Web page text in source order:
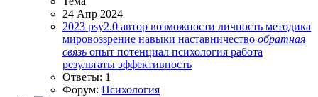
24 Апр 2024
2023 psy2.0 автор возможности личность методика
мировоззрение навыки наставничество обратная
связь опыт потенциал психология работа
результаты эффективность
Ответы: 1
Форум: Психология